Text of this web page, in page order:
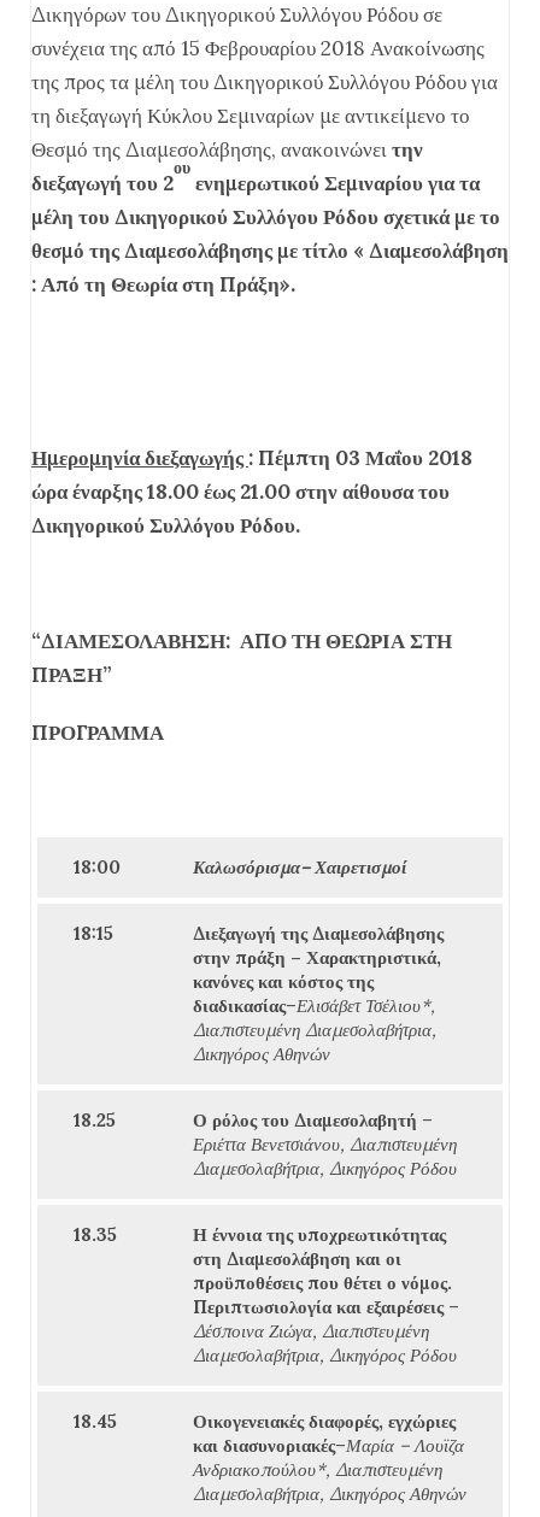
Δικηγόρων του Δικηγορικού Συλλόγου Ρόδου σε
συνέχεια της από 15 Φεβρουαρίου 2018 Ανακοίνωσης
της προς τα μέλη του Δικηγορικού Συλλόγου Ρόδου για
τη διεξαγωγή Κύκλου Σεμιναρίων με αντικείμενο το
Θεσμό της Διαμεσολάβησης, ανακοινώνειτην
διεξαγωγή του 2
ου
ενημερωτικού Σεμιναρίουγια τα
μέλη του Δικηγορικού Συλλόγου Ρόδου σχετικά με το
θεσμό της Διαμεσολάβησης με τίτλο « Διαμεσολάβηση
: Από τη Θεωρία στη Πράξη».
Ημερομηνία διεξαγωγής: Πέμπτη 03 Μαΐου 2018
ώρα έναρξης 18.00 έως 21.00 στην αίθουσα του
Δικηγορικού Συλλόγου Ρόδου.
“ΔΙΑΜΕΣΟΛΑΒΗΣΗ: ΑΠΟ ΤΗ ΘΕΩΡΙΑ ΣΤΗ
ΠΡΑΞΗ”
ΠΡΟΓΡΑΜΜΑ
18:00 Καλωσόρισμα– Χαιρετισμοί
18:15
Διεξαγωγή της Διαμεσολάβησης
στην πράξη – Χαρακτηριστικά,
κανόνες και κόστος της
διαδικασίας–Ελισάβετ Τσέλιου*,
Διαπιστευμένη Διαμεσολαβήτρια,
Δικηγόρος Αθηνών
18.25 Ο ρόλος του Διαμεσολαβητή –
Εριέττα Βενετσιάνου, Διαπιστευμένη
Διαμεσολαβήτρια, Δικηγόρος Ρόδου
18.35
Η έννοια της υποχρεωτικότητας
στη Διαμεσολάβηση και οι
προϋποθέσεις που θέτει ο νόμος.
Περιπτωσιολογία και εξαιρέσεις –
Δέσποινα Ζιώγα, Διαπιστευμένη
Διαμεσολαβήτρια, Δικηγόρος Ρόδου
18.45
Οικογενειακές διαφορές, εγχώριες
και διασυνοριακές–Μαρία – Λουϊζα
Ανδριακοπούλου*, Διαπιστευμένη
Διαμεσολαβήτρια, Δικηγόρος Αθηνών